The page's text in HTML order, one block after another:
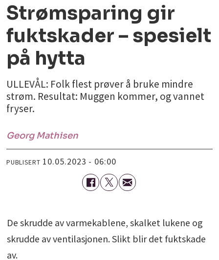
Strømsparing gir
fuktskader – spesielt
på hytta
ULLEVÅL: Folk flest prøver å bruke mindre
strøm. Resultat: Muggen kommer, og vannet
fryser.
Georg Mathisen
PUBLISERT 10.05.2023 - 06:00
De skrudde av varmekablene, skalket lukene og
skrudde av ventilasjonen. Slikt blir det fuktskade
av.